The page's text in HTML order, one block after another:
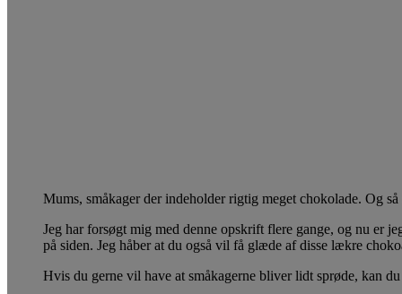
Mums, småkager der indeholder rigtig meget chokolade. Og
Jeg har forsøgt mig med denne opskrift flere gange, og nu er
på siden. Jeg håber at du også vil få glæde af disse lækre
Hvis du gerne vil have at småkagerne bliver lidt sprøde, kan